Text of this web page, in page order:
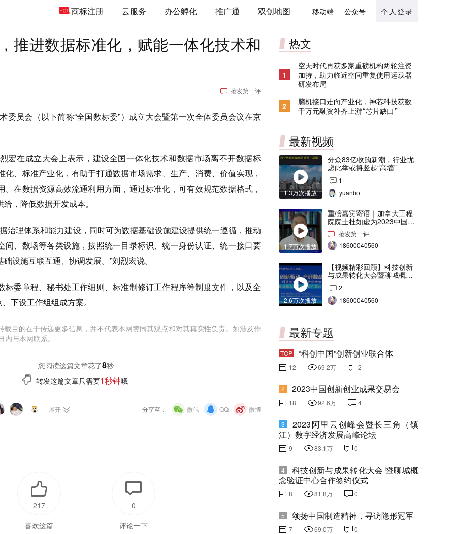
个人登录
公众号
移动端
商标注册 云服务 办公孵化 推广通 双创地图
推进数据标准化，赋能一体化技术和
抢发第一评
委员会（以下简称“全国数标委”）成立大会暨第一次全体委员会议在京
宏在成立大会上表示，建设全国一体化技术和数据市场离不开数据标
、标准产业化，有助于打通数据市场需求、生产、消费、价值实现，
在数据资源高效流通利用方面，通过标准化，可有效规范数据格式，
给，降低数据开发成本。
治理体系和能力建设，同时可为数据基础设施建设提供统一遵循，推动
间、数场等各类设施，按照统一目录标识、统一身份认证、统一接口要
设施互联互通、协调发展。”刘烈宏说。
标委章程、秘书处工作细则、标准制修订工作程序等制度文件，以及全
下设工作组组成方案。
目的在于传递更多信息，并不代表本网赞同其观点和对其真实性负责。如涉及作
与本网联系。
您阅读这篇文章花了8秒
转发这篇文章只需要1秒钟哦
展开 分享至： 微信 QQ 微博
喜欢这篇
217
评论一下
0
热文
1
空天时代再获多家重磅机构两轮注资
加持，助力临近空间重复使用运载器
研发布局
2
脑机接口走向产业化，神芯科技获数
千万元融资补齐上游“芯片缺口”
最新视频
1.3万次播放
分众83亿收购新潮，行业忧
虑此举或将竖起“高墙”
1
yuanbo
1.7万次播放
重磅嘉宾寄语｜加拿大工程
院院士杜如虚为2023中国创
交会打Call！
抢发第一评
18600040560
2.6万次播放
【视频精彩回顾】科技创新
与成果转化大会暨聊城概念
验证中心合作签约仪式
2
18600040560
最新专题
TOP “科创中国”创新创业联合体
12 69.2万 2
2 2023中国创新创业成果交易会
18 92.6万 4
3
2023阿里云创峰会暨长三角（镇
江）数字经济发展高峰论坛
9 83.1万 0
4
科技创新与成果转化大会 暨聊城概
念验证中心合作签约仪式
8 81.8万 0
5 颂扬中国制造精神，寻访隐形冠军
7 69.0万 0